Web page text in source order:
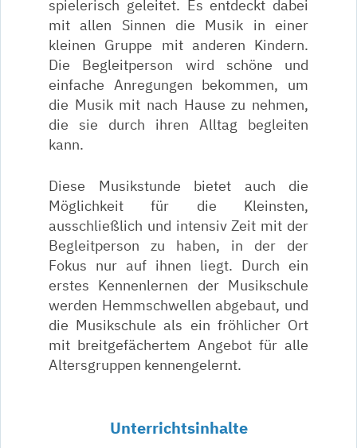
spielerisch geleitet. Es entdeckt dabei
mit allen Sinnen die Musik in einer
kleinen Gruppe mit anderen Kindern.
Die Begleitperson wird schöne und
einfache Anregungen bekommen, um
die Musik mit nach Hause zu nehmen,
die sie durch ihren Alltag begleiten
kann.
Diese Musikstunde bietet auch die
Möglichkeit für die Kleinsten,
ausschließlich und intensiv Zeit mit der
Begleitperson zu haben, in der der
Fokus nur auf ihnen liegt. Durch ein
erstes Kennenlernen der Musikschule
werden Hemmschwellen abgebaut, und
die Musikschule als ein fröhlicher Ort
mit breitgefächertem Angebot für alle
Altersgruppen kennengelernt.
Unterrichtsinhalte